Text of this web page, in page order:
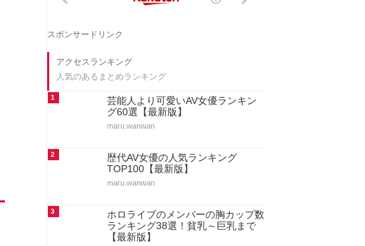
スポンサードリンク
アクセスランキング
人気のあるまとめランキング
1
芸能人より可愛いAV女優ランキン
グ60選【最新版】
maru.wanwan
2
歴代AV女優の人気ランキング
TOP100【最新版】
maru.wanwan
3
ホロライブのメンバーの胸カップ数
ランキング38選！貧乳～巨乳まで
【最新版】